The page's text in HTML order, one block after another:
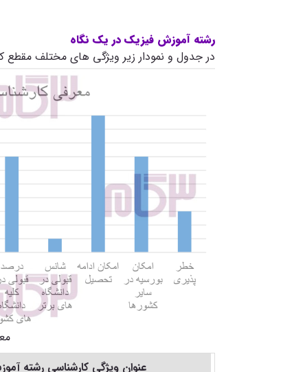
رشته آموزش فیزیک در یک نگاه
در جدول و نمودار زیر ویژگی های مختلف
عنوان ویژگی کارشناسی رشته